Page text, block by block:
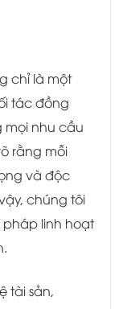
chỉ là một
tác đồng
mọi nhu cầu
rằng mỗi
và độc
chúng tôi
linh hoạt
tài sản,